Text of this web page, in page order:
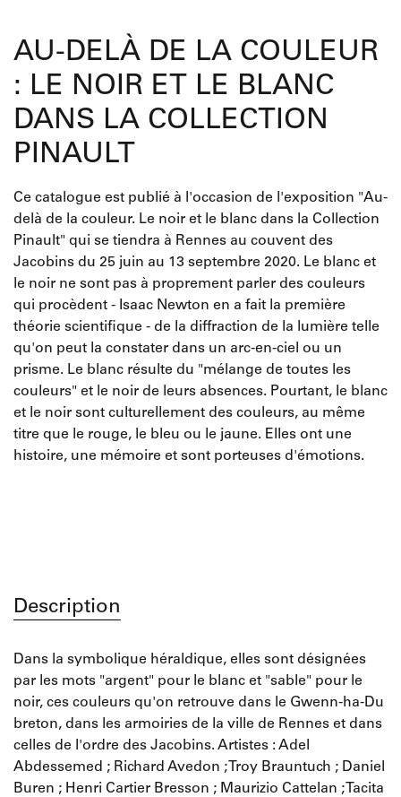
AU-DELÀ DE LA COULEUR
: LE NOIR ET LE BLANC
DANS LA COLLECTION
PINAULT
Ce catalogue est publié à l'occasion de l'exposition "Au-
delà de la couleur. Le noir et le blanc dans la Collection
Pinault" qui se tiendra à Rennes au couvent des
Jacobins du 25 juin au 13 septembre 2020. Le blanc et
le noir ne sont pas à proprement parler des couleurs
qui procèdent - Isaac Newton en a fait la première
théorie scientifique - de la diffraction de la lumière telle
qu'on peut la constater dans un arc-en-ciel ou un
prisme. Le blanc résulte du "mélange de toutes les
couleurs" et le noir de leurs absences. Pourtant, le blanc
et le noir sont culturellement des couleurs, au même
titre que le rouge, le bleu ou le jaune. Elles ont une
histoire, une mémoire et sont porteuses d'émotions.
Description
Dans la symbolique héraldique, elles sont désignées
par les mots "argent" pour le blanc et "sable" pour le
noir, ces couleurs qu'on retrouve dans le Gwenn-ha-Du
breton, dans les armoiries de la ville de Rennes et dans
celles de l'ordre des Jacobins. Artistes : Adel
Abdessemed ; Richard Avedon ; Troy Brauntuch ; Daniel
Buren ; Henri Cartier Bresson ; Maurizio Cattelan ; Tacita